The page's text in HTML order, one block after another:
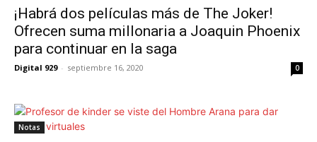
¡Habrá dos películas más de The Joker!
Ofrecen suma millonaria a Joaquin Phoenix
para continuar en la saga
Digital 929 - septiembre 16, 2020 0
Notas